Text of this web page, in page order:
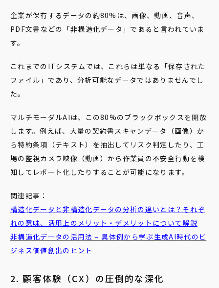
企業が保有するデータの約80%は、画像、動画、音声、
PDF文書などの「非構造化データ」であると言われていま
す。
これまでのITシステムでは、これらは単なる「保存された
ファイル」であり、分析可能なデータではありませんでし
た。
マルチモーダルAIは、この80%のブラックボックスを開放
します。例えば、大量の契約書スキャンデータ（画像）か
ら特約条項（テキスト）を抽出してリスク判定したり、工
場の監視カメラ映像（動画）から作業員の不安全行動を検
知してレポート化したりすることが可能になります。
関連記事：
構造化データと非構造化データの分析の違いとは？それぞ
れの意味、活用上のメリット・デメリットについて解説
非構造化データの活用法 – 具体例から学ぶ生成AI時代のビ
ジネス価値創出のヒント
2. 顧客体験（CX）の圧倒的な深化